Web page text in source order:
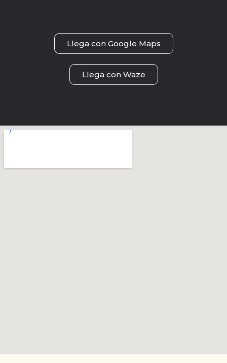
Llega con Google Maps
Llega con Waze